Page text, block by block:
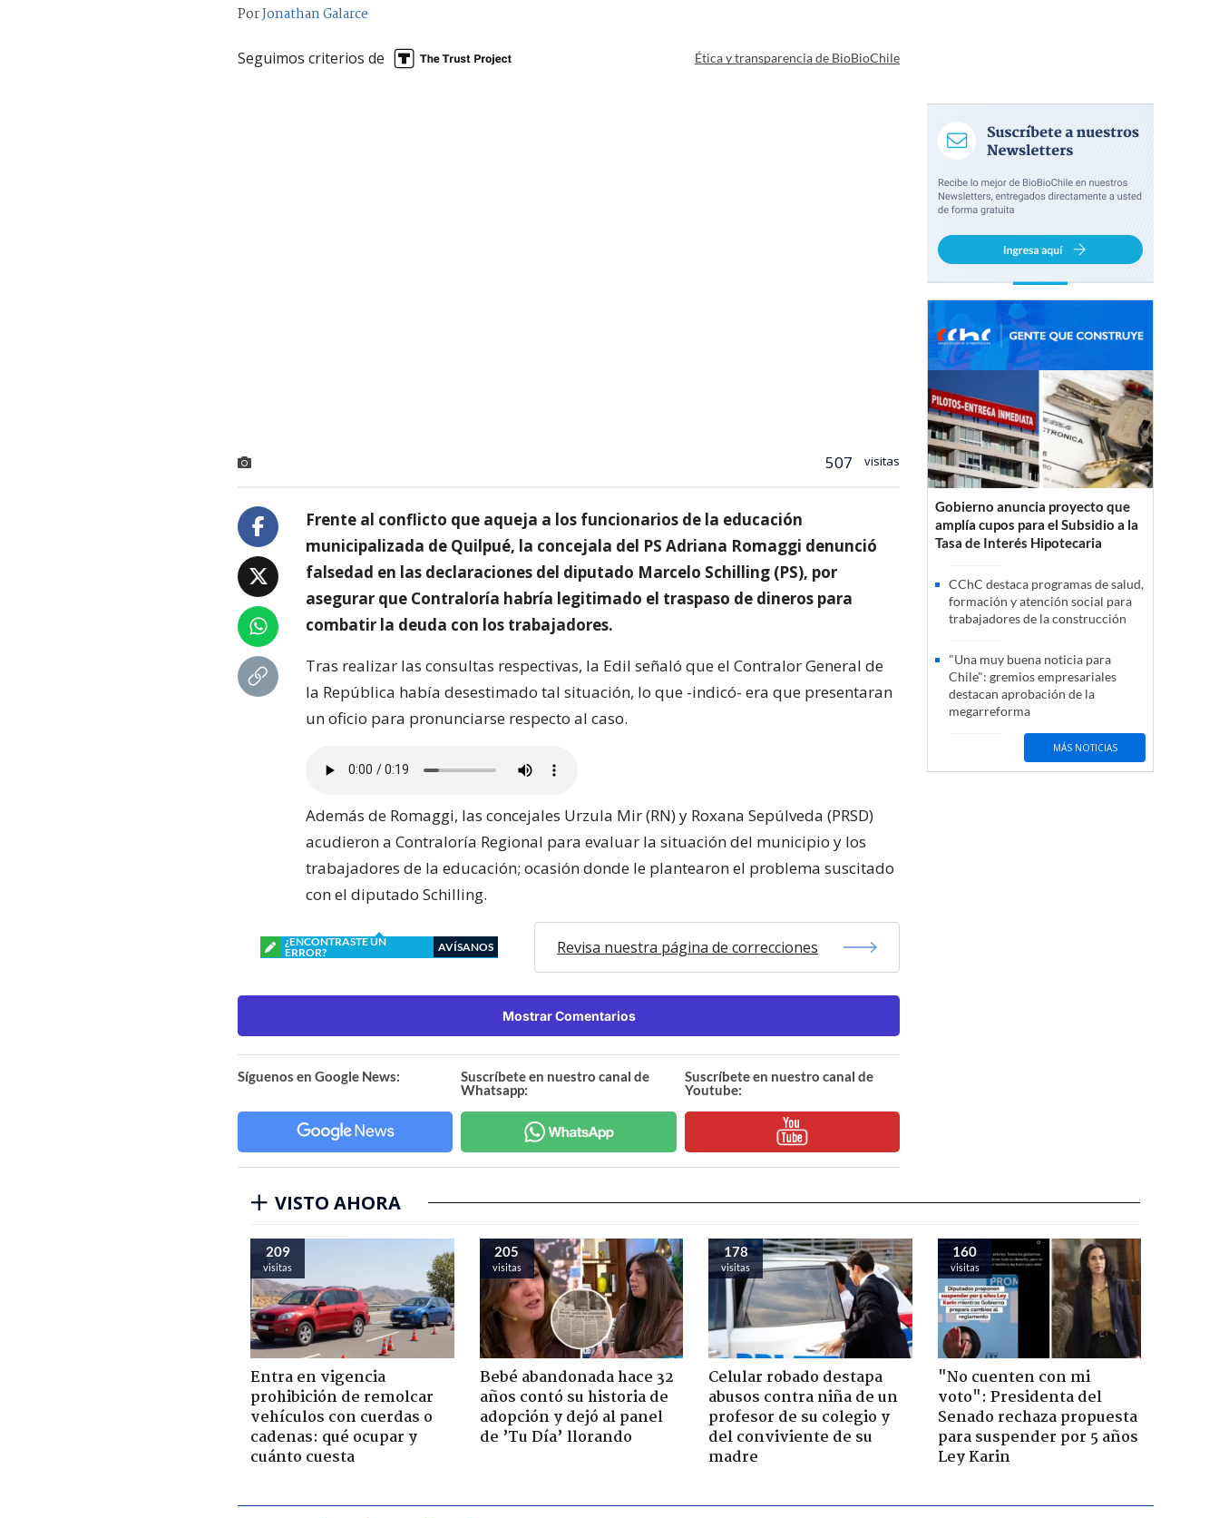
PorJonathan Galarce
Seguimos criterios de Ética y transparencia de BioBioChile
507 visitas
Frente al conflicto que aqueja a los funcionarios de la educación
municipalizada de Quilpué, la concejala del PS Adriana Romaggi denunció
falsedad en las declaraciones del diputado Marcelo Schilling (PS), por
asegurar que Contraloría habría legitimado el traspaso de dineros para
combatir la deuda con los trabajadores.
Tras realizar las consultas respectivas, la Edil señaló que el Contralor General de
la República había desestimado tal situación, lo que -indicó- era que presentaran
un oficio para pronunciarse respecto al caso.
Además de Romaggi, las concejales Urzula Mir (RN) y Roxana Sepúlveda (PRSD)
acudieron a Contraloría Regional para evaluar la situación del municipio y los
trabajadores de la educación; ocasión donde le plantearon el problema suscitado
con el diputado Schilling.
¿ENCONTRASTE UN
ERROR?
AVÍSANOS Revisa nuestra página de correcciones
Mostrar Comentarios
Síguenos en Google News:
Suscríbete en nuestro canal de
Whatsapp:
Suscríbete en nuestro canal de
Youtube:
Gobierno anuncia proyecto que
amplía cupos para el Subsidio a la
Tasa de Interés Hipotecaria
CChC destaca programas de salud,
formación y atención social para
trabajadores de la construcción
"Una muy buena noticia para
Chile": gremios empresariales
destacan aprobación de la
megarreforma
MÁS NOTICIAS
VISTO AHORA
209
visitas
Entra en vigencia
prohibición de remolcar
vehículos con cuerdas o
cadenas: qué ocupar y
cuánto cuesta
205
visitas
Bebé abandonada hace 32
años contó su historia de
adopción y dejó al panel
de ’Tu Día’ llorando
178
visitas
Celular robado destapa
abusos contra niña de un
profesor de su colegio y
del conviviente de su
madre
160
visitas
"No cuenten con mi
voto": Presidenta del
Senado rechaza propuesta
para suspender por 5 años
Ley Karin